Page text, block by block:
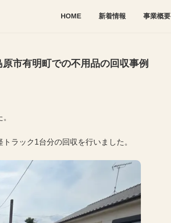
HOME 新着情報 事業概要
原市有明町での不用品の回収事例
ラック1台分の回収を行いました。